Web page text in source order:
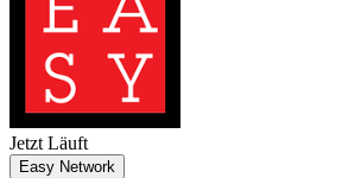
Jetzt Läuft
Easy Network